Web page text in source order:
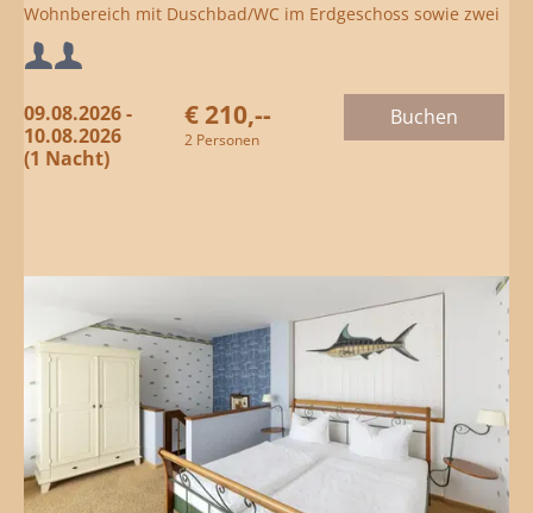
Wohnbereich mit Duschbad/WC im Erdgeschoss sowie zwei
Schlafzimmer im Obergeschoss. Mit privater Terrasse und
separatem Eingang bieten sie viel Komfort in ruhiger Lage
zur Landseite oder zum Innenhof.
Mindestbelegung:
Maximalbelegung:
09.08.2026 -
10.08.2026
(1 Nacht)
€ 210,--
2 Personen
Buchen